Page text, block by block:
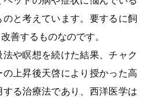
と考えています。要するに飼
善するものなのです。
や瞑想を続けた結果、チャク
上昇後天啓により授かった高
る治療法であり、西洋医学は